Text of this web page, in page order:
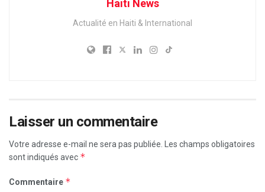
Haiti News
Actualité en Haiti & International
Laisser un commentaire
Votre adresse e-mail ne sera pas publiée. Les champs obligatoires
sont indiqués avec *
Commentaire *